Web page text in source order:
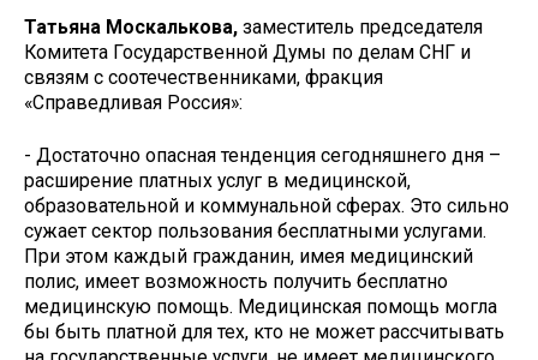
Татьяна Москалькова, заместитель председателя
Комитета Государственной Думы по делам СНГ и
связям с соотечественниками, фракция
«Справедливая Россия»:
- Достаточно опасная тенденция сегодняшнего дня –
расширение платных услуг в медицинской,
образовательной и коммунальной сферах. Это сильно
сужает сектор пользования бесплатными услугами.
При этом каждый гражданин, имея медицинский
полис, имеет возможность получить бесплатно
медицинскую помощь. Медицинская помощь могла
бы быть платной для тех, кто не может рассчитывать